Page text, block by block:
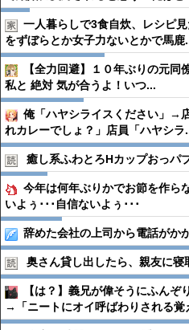
一人暮らしで3食自炊、レシピ
をずぼらとか女子力ないとかで馬鹿
【全力回避】１０年ぶりの元
私と 絶対 気が合うよ！いつ...
俺「ハヤシライスください」→
れカレーでしょ？」店員「ハヤシラ
癒し系ふわとろHカップおっパ
今年は何年ぶりかでお節を作ら
いよぅ･･･自信ないよぅ･･･
辞めた会社の上司から電話がか
奥さん貸し出したら、親友に寝
【は？】義兄が偉そうにふんぞ
→「ニートにオイ呼ばわりされる覚